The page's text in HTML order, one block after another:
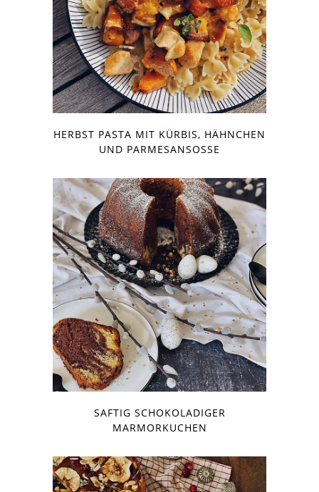
HERBST PASTA MIT KÜRBIS, HÄHNCHEN
UND PARMESANSOSSE
SAFTIG SCHOKOLADIGER
MARMORKUCHEN